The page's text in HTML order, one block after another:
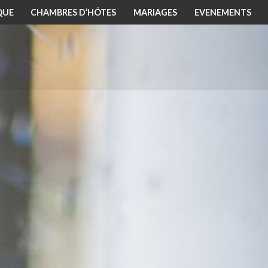
CHAMBRES D’HÔTES MARIAGES EVENEMENTS